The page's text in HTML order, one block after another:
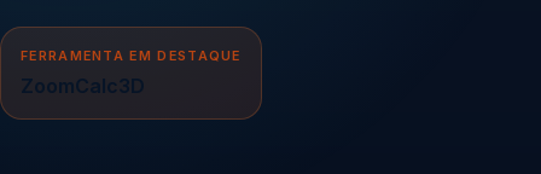
FERRAMENTA EM DESTAQUE
ZoomCalc3D